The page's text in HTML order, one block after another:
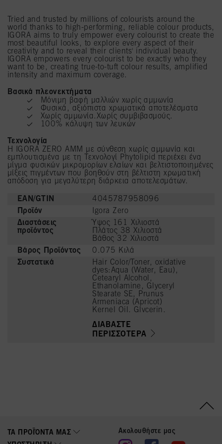
Tried and trusted by millions of colourists around the
world thanks to high-performing, reliable colour products,
IGORA aims to truly empower every colourist to create the
most beautiful looks, to explore every aspect of their
creativity and to reveal their clients' individual beauty.
IGORA empowers every colourist to be exactly who they
want to be, creating true-to-tuft colour results, amplified
intensity and maximum coverage.
Βασικά πλεονεκτήματα
Μόνιμη βαφή μαλλιών χωρίς αμμωνία
Φυσικά, αξιόπιστα χρωματικά αποτελέσματα
Χωρίς αμμωνία.Χωρίς συμβιβασμούς.
100% κάλυψη των λευκών
Τεχνολογία
H IGORA ZERO AMM με σύνθεση χωρίς αμμωνία και
εμπλουτισμένα με τη Τεχνολογί Phytolipid περιέχει ένα
μίγμα φυσικών μικρομορίων ελαίων και βελτιστοποιημένες
μίξεις πιγμέντων που βοηθούν στη βέλτιστη χρωματική
απόδοση για μεγαλύτερη διάρκεια αποτελεσμάτων.
EAN/GTIN
4045787958096
Προϊόν
Igora Zero
Διαστάσεις
προϊόντος
Ύψος 161 Χιλιοστά
Πλάτος 38 Χιλιοστά
Βάθος 32 Χιλιοστά
Βάρος Προϊόντος
0.075 Κιλά
Συστατικά
Hair Color/Toner, oxidative
dyes:Aqua (Water, Eau),
Cetearyl Alcohol,
Ethanolamine, Glyceryl
Stearate SE, Prunus
Armeniaca (Apricot)
Kernel Oil, Glycerin,
2,5-Diamine Sulfate,
Sodium Cetearyl Sulfate,
ΔΙΑΒΆΣΤΕ
ΠΕΡΙΣΣΌΤΕΡΑ
ΤΑ ΠΡΟΪΌΝΤΑ ΜΑΣ
Ακολουθήστε μας